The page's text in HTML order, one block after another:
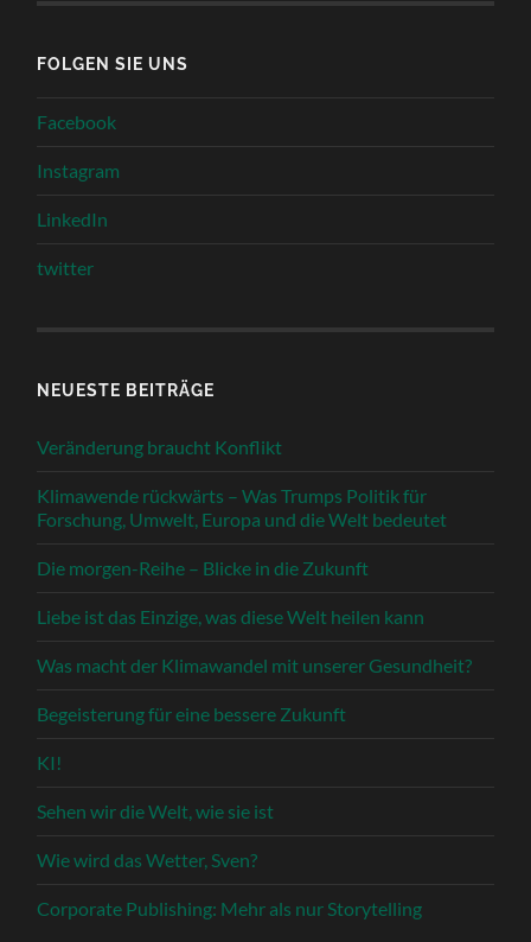
FOLGEN SIE UNS
Facebook
Instagram
LinkedIn
twitter
NEUESTE BEITRÄGE
Veränderung braucht Konflikt
Klimawende rückwärts – Was Trumps Politik für
Forschung, Umwelt, Europa und die Welt bedeutet
Die morgen-Reihe – Blicke in die Zukunft
Liebe ist das Einzige, was diese Welt heilen kann
Was macht der Klimawandel mit unserer Gesundheit?
Begeisterung für eine bessere Zukunft
KI!
Sehen wir die Welt, wie sie ist
Wie wird das Wetter, Sven?
Corporate Publishing: Mehr als nur Storytelling